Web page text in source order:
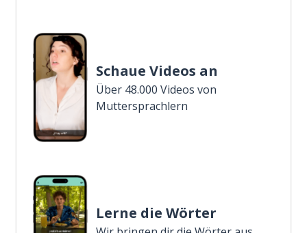
Schaue Videos an
Über 48.000 Videos von
Muttersprachlern
Lerne die Wörter